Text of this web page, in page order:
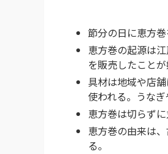
節分の日に恵方
恵方巻の起源は
を販売したことが
具材は地域や店
使われる。うな
恵方巻は切らず
恵方巻の由来は
る。